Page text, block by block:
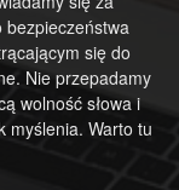
się do
Nie przepadamy
wolność słowa i
myślenia. Warto tu